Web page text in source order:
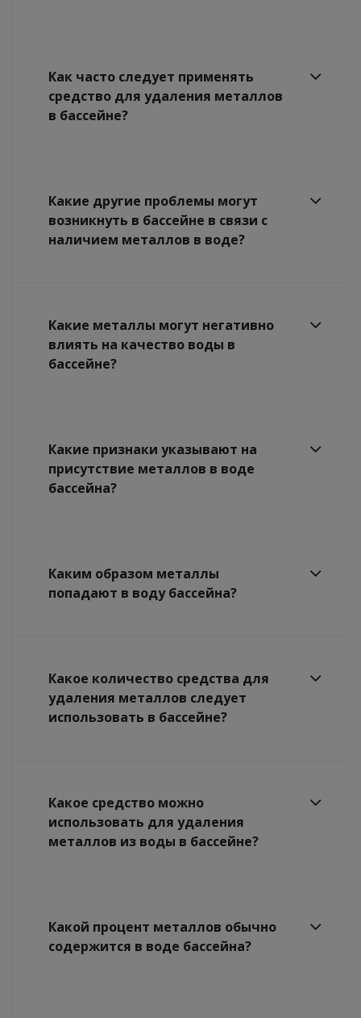
Как часто следует применять
средство для удаления металлов
в бассейне?
Какие другие проблемы могут
возникнуть в бассейне в связи с
наличием металлов в воде?
Какие металлы могут негативно
влиять на качество воды в
бассейне?
Какие признаки указывают на
присутствие металлов в воде
бассейна?
Каким образом металлы
попадают в воду бассейна?
Какое количество средства для
удаления металлов следует
использовать в бассейне?
Какое средство можно
использовать для удаления
металлов из воды в бассейне?
Какой процент металлов обычно
содержится в воде бассейна?